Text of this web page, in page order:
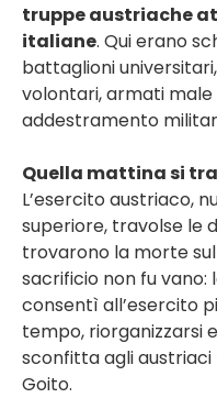
truppe austriache
italiane. Qui erano
battaglioni
volontari, armati male
addestramento
Quella mattina si
L’esercito austriaco,
superiore, travolse le
trovarono la morte
sacrificio non fu vano:
consentì all’esercito
tempo, riorganizzarsi
sconfitta agli
Goito.